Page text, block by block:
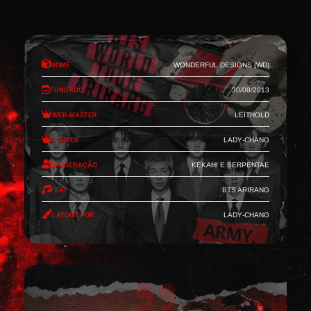
Nome Wonderful Designs (WD)
Fundado 30/08/2013
Web-Master Leithold
Co-Web Lady-Chang
Moderação Kekahi e Serpentae
Feat BTS Arirang
Layout por Lady-Chang